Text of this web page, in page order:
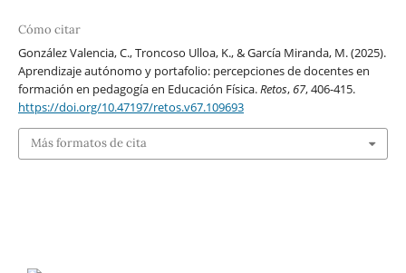
Cómo citar
González Valencia, C., Troncoso Ulloa, K., & García Miranda, M. (2025).
Aprendizaje autónomo y portafolio: percepciones de docentes en
formación en pedagogía en Educación Física.Retos,67, 406-415.
https://doi.org/10.47197/retos.v67.109693
Más formatos de cita